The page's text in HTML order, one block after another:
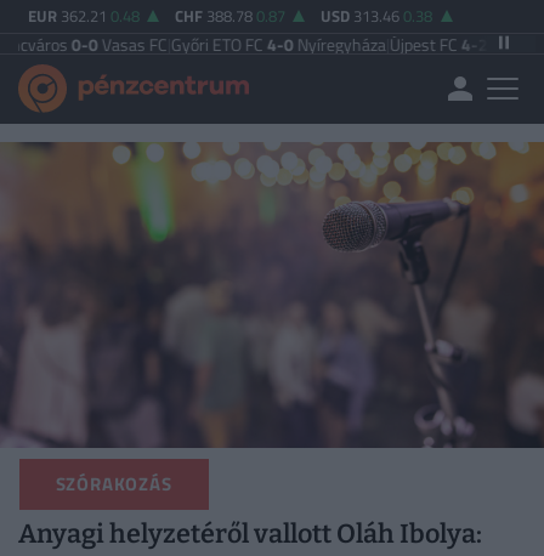
EUR 362.21 0.48 CHF 388.78 0.87 USD 313.46 0.38
Vasas FC|Győri ETO FC4-0Nyíregyháza |Újpest FC4-2Debreceni VSC|
SZÓRAKOZÁS
Anyagi helyzetéről vallott Oláh Ibolya: